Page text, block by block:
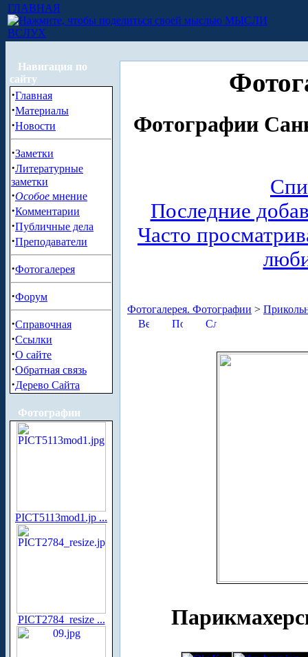
ГЛАВНАЯ
МЫСЛИ
ВСЛУХ
Навигация по
сайту
·Главная
·Материалы
·Новости
·Заметки
·Литературные
заметки
·Особое мнение
·Комментарии
·Публичные дела
·Преподаватели
·Фотогалерея
·Форум
·Справочная
·Ссылки
·О сайте
·Обратная связь
·Дерево Сайта
Фотографии
PICT5113mod1.jp ...
PICT2784_resize ...
Фотографии
Последние
Часто
Фотогалерея. Фотографии >